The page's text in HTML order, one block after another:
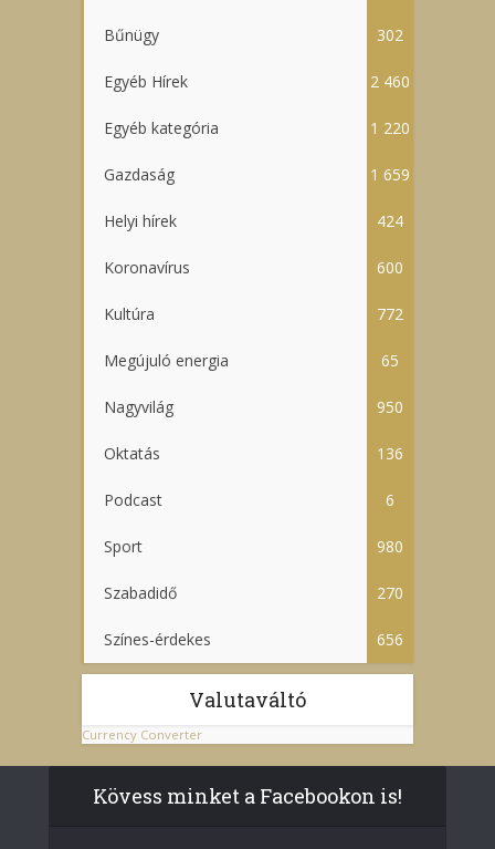
Bűnügy 302
Egyéb Hírek 2 460
Egyéb kategória 1 220
Gazdaság 1 659
Helyi hírek 424
Koronavírus 600
Kultúra 772
Megújuló energia 65
Nagyvilág 950
Oktatás 136
Podcast 6
Sport 980
Szabadidő 270
Színes-érdekes 656
Valutaváltó
Currency Converter
Kövess minket a Facebookon is!